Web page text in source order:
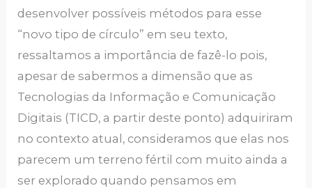
desenvolver possíveis métodos para esse
“novo tipo de círculo” em seu texto,
ressaltamos a importância de fazê-lo pois,
apesar de sabermos a dimensão que as
Tecnologias da Informação e Comunicação
Digitais (TICD, a partir deste ponto) adquiriram
no contexto atual, consideramos que elas nos
parecem um terreno fértil com muito ainda a
ser explorado quando pensamos em